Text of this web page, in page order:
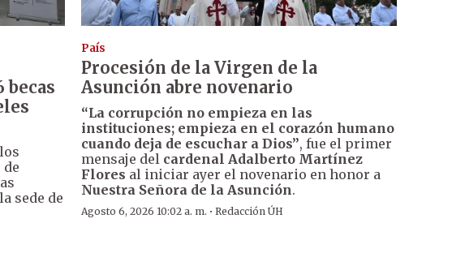
becas
de
sede de
País
Procesión de la Virgen de la
Asunción abre novenario
“La corrupción no empieza en las
instituciones; empieza en el corazón humano
cuando deja de escuchar a Dios”, fue el primer
mensaje del cardenal Adalberto Martínez
Flores al iniciar ayer el novenario en honor a
Nuestra Señora de la Asunción.
Agosto 6, 2026 10:02 a. m. · Redacción ÚH